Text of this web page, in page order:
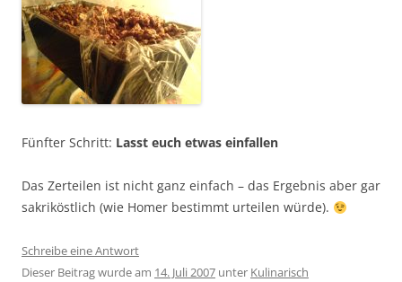
Fünfter Schritt: Lasst euch etwas einfallen
Das Zerteilen ist nicht ganz einfach – das Ergebnis aber gar
sakriköstlich (wie Homer bestimmt urteilen würde).
Schreibe eine Antwort
Dieser Beitrag wurde am 14. Juli 2007 unter Kulinarisch